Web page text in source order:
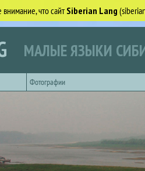
что сайтSiberian Lang
МАЛЫЕ ЯЗЫКИ
Фотографии